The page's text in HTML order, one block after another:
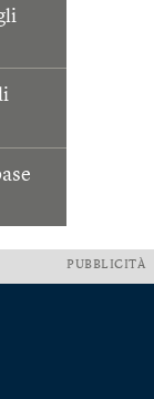
PUBBLICITÀ